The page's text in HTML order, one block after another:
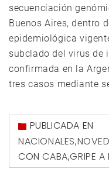
secuenciación
Buenos Aires, dentro
epidemiológica
subclado del virus de
confirmada en la
tres casos mediante
PUBLICADA EN
NACIONALES,
CONCABA,GRIPE A